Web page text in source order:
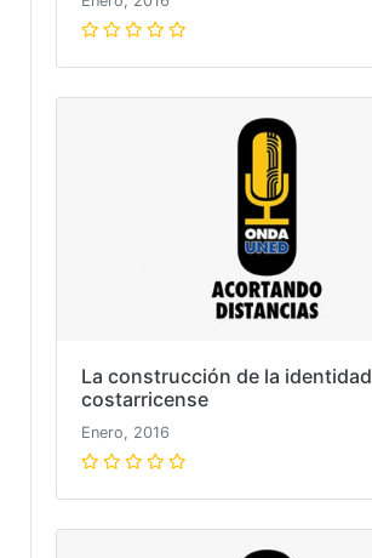
La construcción de la identidad
costarricense
Enero, 2016